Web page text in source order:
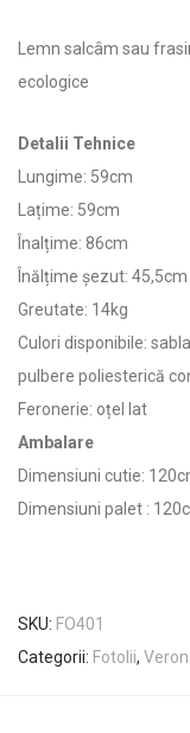
Lemn salcâm sau
ecologice
Detalii Tehnice
Lungime: 59cm
Lațime: 59cm
Înalțime: 86cm
Înălțime șezut: 45,5cm
Greutate: 14kg
Culori disponibile:
pulbere poliesterică
Feronerie: oțel lat
Ambalare
Dimensiuni cutie:
Dimensiuni palet :
SKU: FO401
Categorii: Fotolii,